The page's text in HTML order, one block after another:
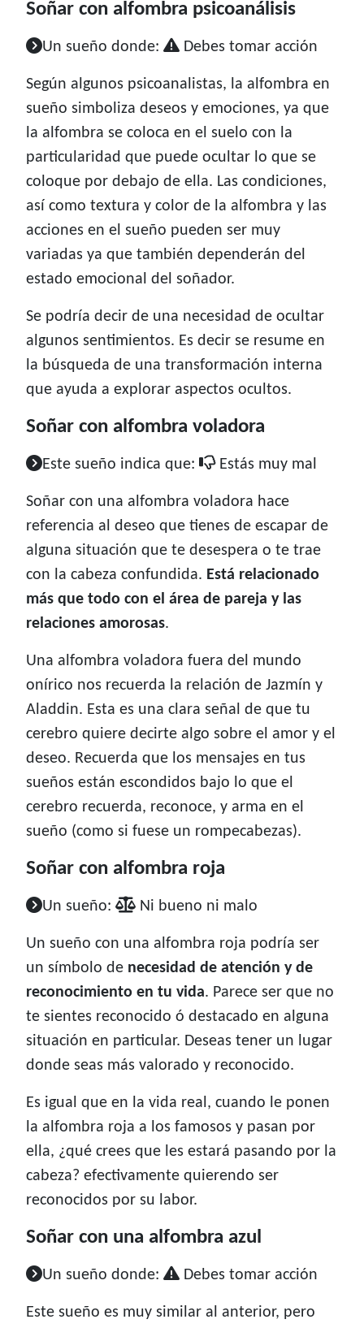
Soñar con alfombra psicoanálisis
Un sueño donde: Debes tomar acción
Según algunos psicoanalistas, la alfombra en
sueño simboliza deseos y emociones, ya que
la alfombra se coloca en el suelo con la
particularidad que puede ocultar lo que se
coloque por debajo de ella. Las condiciones,
así como textura y color de la alfombra y las
acciones en el sueño pueden ser muy
variadas ya que también dependerán del
estado emocional del soñador.
Se podría decir de una necesidad de ocultar
algunos sentimientos. Es decir se resume en
la búsqueda de una transformación interna
que ayuda a explorar aspectos ocultos.
Soñar con alfombra voladora
Este sueño indica que: Estás muy mal
Soñar con una alfombra voladora hace
referencia al deseo que tienes de escapar de
alguna situación que te desespera o te trae
con la cabeza confundida. Está relacionado
más que todo con el área de pareja y las
relaciones amorosas.
Una alfombra voladora fuera del mundo
onírico nos recuerda la relación de Jazmín y
Aladdin. Esta es una clara señal de que tu
cerebro quiere decirte algo sobre el amor y el
deseo. Recuerda que los mensajes en tus
sueños están escondidos bajo lo que el
cerebro recuerda, reconoce, y arma en el
sueño (como si fuese un rompecabezas).
Soñar con alfombra roja
Un sueño: Ni bueno ni malo
Un sueño con una alfombra roja podría ser
un símbolo de necesidad de atención y de
reconocimiento en tu vida. Parece ser que no
te sientes reconocido ó destacado en alguna
situación en particular. Deseas tener un lugar
donde seas más valorado y reconocido.
Es igual que en la vida real, cuando le ponen
la alfombra roja a los famosos y pasan por
ella, ¿qué crees que les estará pasando por la
cabeza? efectivamente quierendo ser
reconocidos por su labor.
Soñar con una alfombra azul
Un sueño donde: Debes tomar acción
Este sueño es muy similar al anterior, pero